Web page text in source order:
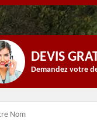
62 Pas-de-Calais
DEVIS
Demandez votre